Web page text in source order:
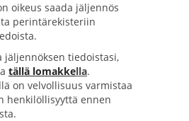
oikeus saada jäljennös
perintärekisteriin
jäljennöksen tiedoistasi,
tällä lomakkella.
on velvollisuus varmistaa
henkilöllisyyttä ennen